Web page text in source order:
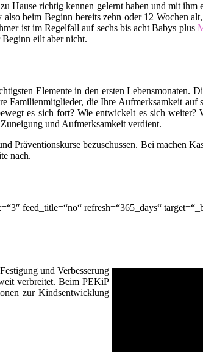
Hause richtig kennen gelernt haben und mit ihm
beim Beginn bereits zehn oder 12 Wochen
ist im Regelfall auf sechs bis acht Babys plus
eilt aber nicht.
Elemente in den ersten Lebensmonaten.
die Ihre Aufmerksamkeit auf
es sich fort? Wie entwickelt es sich weiter?
und Aufmerksamkeit verdient.
Präventionskurse bezuschussen. Bei machen
nach.
feed_title=“no“ refresh=“365_days“
und Verbesserung
verbreitet. Beim PEKiP
zur Kindsentwicklung